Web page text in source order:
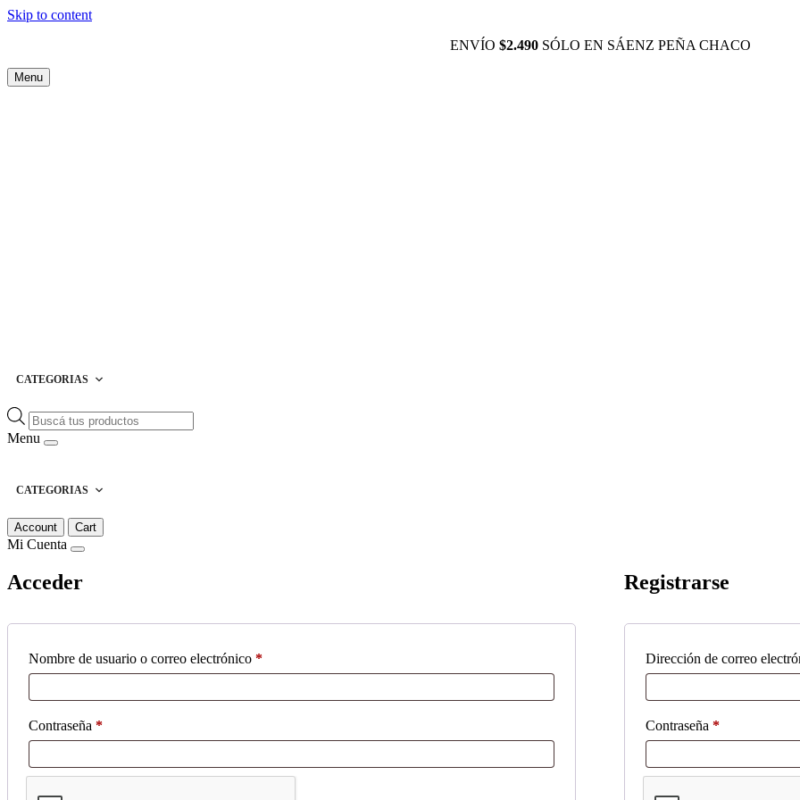
Skip to content
ENVÍO $2.490 SÓLO EN SÁENZ PEÑA CHACO
Menu
CATEGORIAS
Búsqueda
de
productos
Menu
CATEGORIAS
Account Cart
Mi Cuenta
Acceder
Nombre de usuario o correo electrónico *Obligatorio
Contraseña *Obligatorio
Registrarse
Dirección de correo
Contraseña *Obligatorio